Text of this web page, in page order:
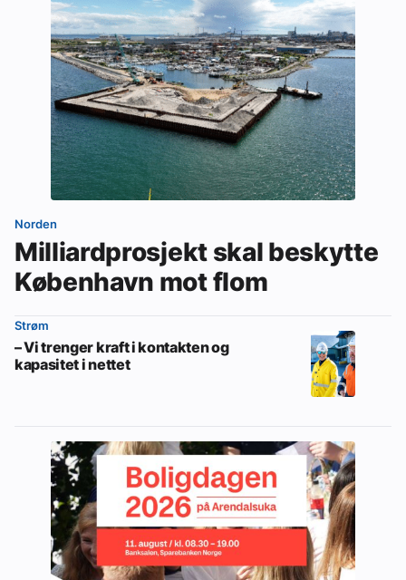
Norden
Milliardprosjekt skal beskytte
København mot flom
Strøm
– Vi trenger kraft i kontakten og
kapasitet i nettet